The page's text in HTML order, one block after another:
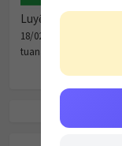
Luyện nghe topic:
18/02/2019
tuananh605b